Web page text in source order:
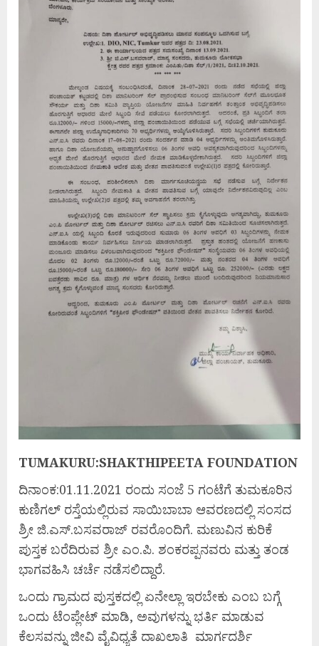
TUMAKURU:SHAKTHIPEETA FOUNDATION
ದಿನಾಂಕ:01.11.2021 ರಂದು ಸಂಜೆ 5 ಗಂಟೆಗೆ ತುಮಕೂರಿನ
ಕುಣಿಗಲ್ ರಸ್ತೆಯಲ್ಲಿರುವ ಸಾಯಿಬಾಬಾ ಆವರಣದಲ್ಲಿ ಸಂಸದ
ಶ್ರೀ ಜಿ.ಎಸ್.ಬಸವರಾಜ್ ರವರೊಂದಿಗೆ. ಮಣುವಿನ ಕುರಿಕೆ
ಪುಸ್ತಕ ಬರೆದಿರುವ ಶ್ರೀ ಎಂ.ಪಿ. ಶಂಕರಪ್ಪನವರು ಮತ್ತು ತಂಡ
ಭಾಗವಹಿಸಿ ಚರ್ಚೆ ನಡೆಸಲಿದ್ದಾರೆ.
ಒಂದು ಗ್ರಾಮದ ಪುಸ್ತಕದಲ್ಲಿ ಏನೇಲ್ಲಾ ಇರಬೇಕು ಎಂಬ ಬಗ್ಗೆ
ಒಂದು ಟೆಂಪ್ಲೇಟ್ ಮಾಡಿ, ಅವುಗಳನ್ನು ಭರ್ತಿ ಮಾಡುವ
ಕೆಲಸವನ್ನು ಜೀವಿ ವೈವಿಧ್ಯತೆ ದಾಖಲಾತಿ ಮಾರ್ಗದರ್ಶಿ